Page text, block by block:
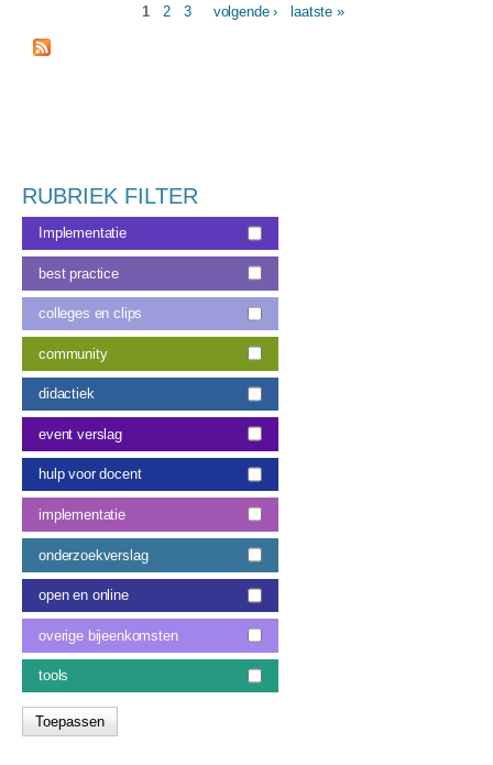
1 2 3 volgende › laatste »
RUBRIEK FILTER
Implementatie
best practice
colleges en clips
community
didactiek
event verslag
hulp voor docent
implementatie
onderzoekverslag
open en online
overige bijeenkomsten
tools